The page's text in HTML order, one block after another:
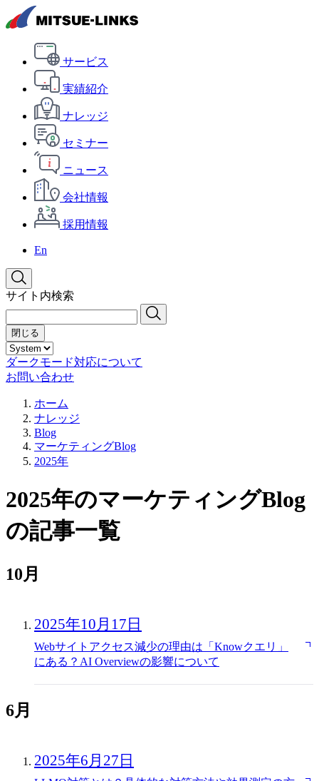
サービス
実績紹介
ナレッジ
セミナー
ニュース
会社情報
採用情報
En
サイト内検索
閉じる
ダークモード対応について
お問い合わせ
ホーム
ナレッジ
Blog
マーケティングBlog
2025年
2025年のマーケティングBlog
の記事一覧
10月
2025年10月17日
Webサイトアクセス減少の理由は「Knowクエリ」
にある？AI Overviewの影響について
6月
2025年6月27日